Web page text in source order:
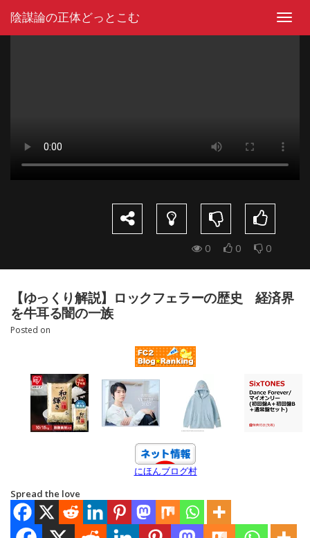
陰謀論の正体どっとこむ
0 0 0
【ゆっくり解説】ロックフェラーの歴史 経済界
を牛耳る闇の一族
Posted on
にほんブログ村
Spread the love